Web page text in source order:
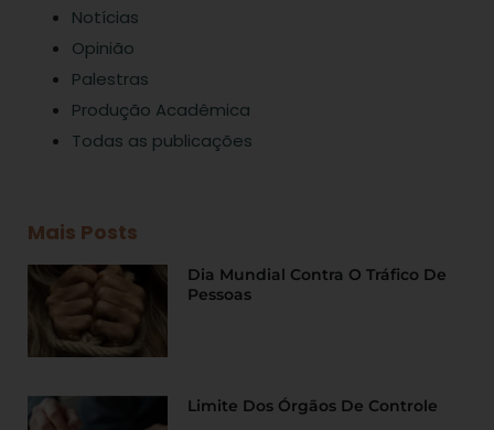
Notícias
Opinião
Palestras
Produção Acadêmica
Todas as publicações
Mais Posts
Dia Mundial Contra O Tráfico De
Pessoas
Limite Dos Órgãos De Controle